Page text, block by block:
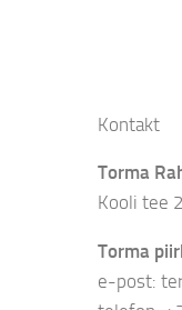
Kontakt
Torma
Kooli tee
Torma
e-post: